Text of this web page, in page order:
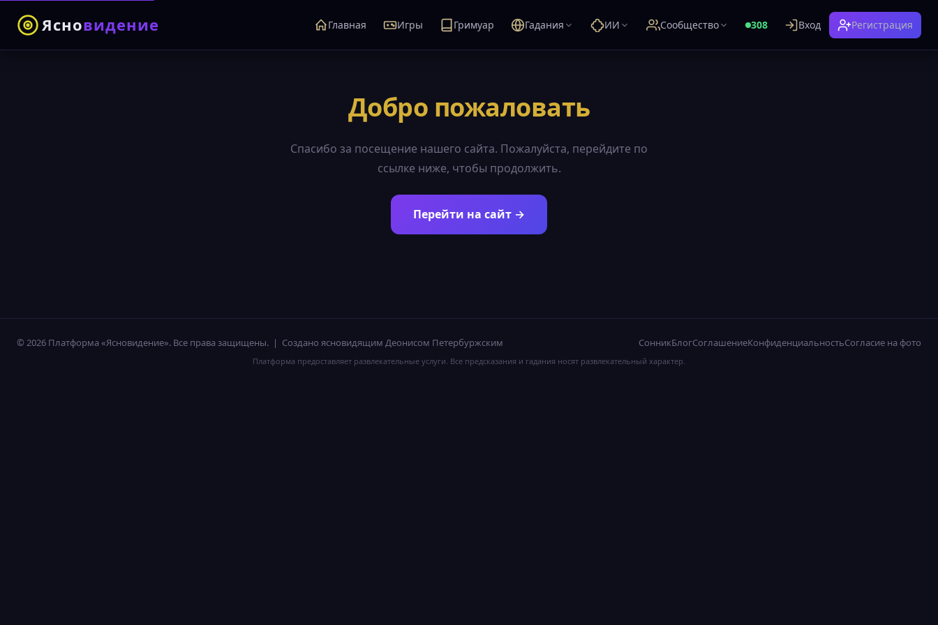
Ясновидение Главная Игры Гримуар Гадания ИИ Сообщество 308 Вход Регистрация
Добро пожаловать
Спасибо за посещение нашего сайта. Пожалуйста, перейдите по
ссылке ниже, чтобы продолжить.
Перейти на сайт →
© 2026 Платформа «Ясновидение». Все права защищены. | Создано ясновидящим Деонисом Петербуржским СонникБлогСоглашениеКонфиденциальностьСогласие на фото
Платформа предоставляет развлекательные услуги. Все предсказания и гадания носят развлекательный характер.